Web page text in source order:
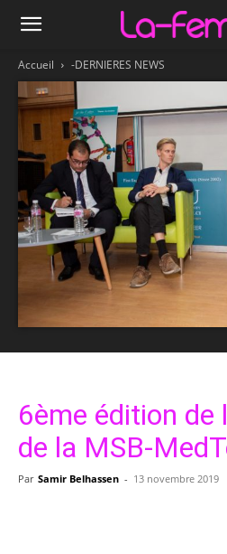
Accueil -DERNIERES NEWS
6ème édition de
de la MSB-
Par Samir Belhassen - 13 novembre 2019